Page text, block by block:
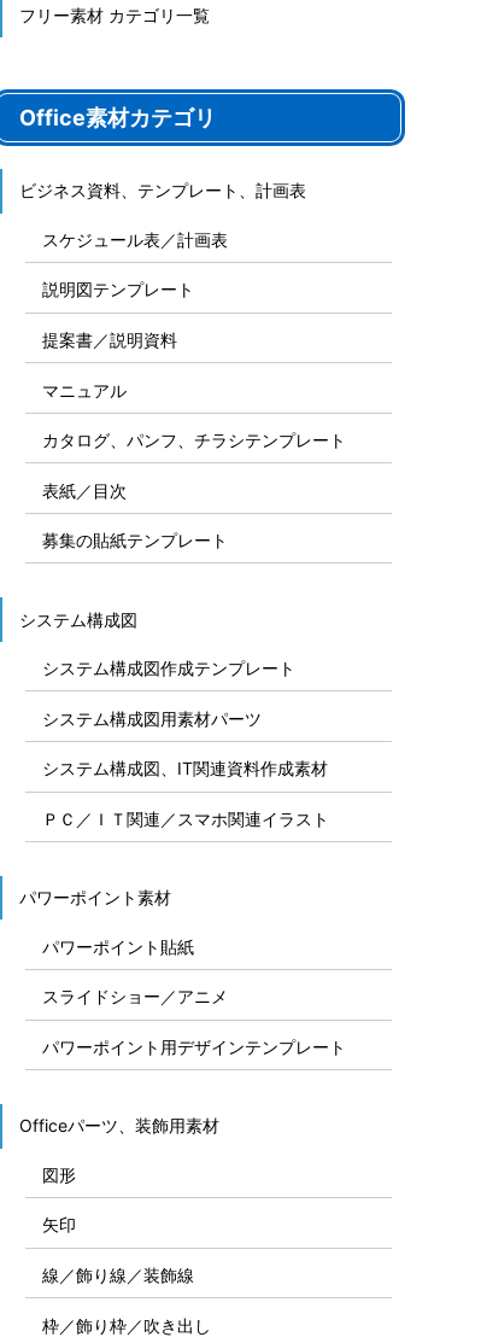
フリー素材 カテゴリ一覧
Office素材カテゴリ
ビジネス資料、テンプレート、計画表
スケジュール表／計画表
説明図テンプレート
提案書／説明資料
マニュアル
カタログ、パンフ、チラシテンプレート
表紙／目次
募集の貼紙テンプレート
システム構成図
システム構成図作成テンプレート
システム構成図用素材パーツ
システム構成図、IT関連資料作成素材
ＰＣ／ＩＴ関連／スマホ関連イラスト
パワーポイント素材
パワーポイント貼紙
スライドショー／アニメ
パワーポイント用デザインテンプレート
Officeパーツ、装飾用素材
図形
矢印
線／飾り線／装飾線
枠／飾り枠／吹き出し